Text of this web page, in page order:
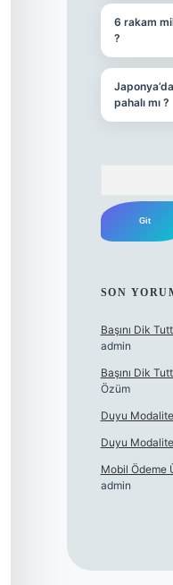
6 rakam
?
pahalı mı ?
SON
Başını Dik
admin
Başını Dik
Özüm
Duyu
Duyu
Mobil Ödeme
admin